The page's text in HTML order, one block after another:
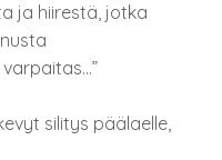
ja hiirestä, jotka
varpaitas…”
silitys päälaelle,